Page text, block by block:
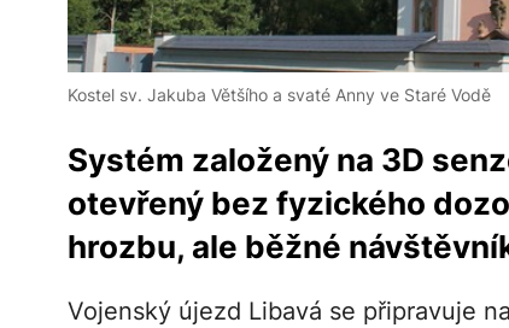
Kostel sv. Jakuba Většího a svaté Anny ve Staré Vodě
Systém založený na 3D
otevřený bez fyzického
hrozbu, ale běžné
Vojenský újezd Libavá se připravuje